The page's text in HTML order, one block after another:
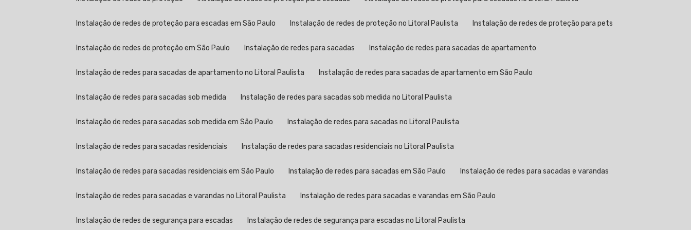
Instalação de redes de proteção para escadas em São Paulo Instalação de redes de proteção no Litoral Paulista Instalação de redes de proteção para pets
Instalação de redes de proteção em São Paulo Instalação de redes para sacadas Instalação de redes para sacadas de apartamento
Instalação de redes para sacadas de apartamento no Litoral Paulista Instalação de redes para sacadas de apartamento em São Paulo
Instalação de redes para sacadas sob medida Instalação de redes para sacadas sob medida no Litoral Paulista
Instalação de redes para sacadas sob medida em São Paulo Instalação de redes para sacadas no Litoral Paulista
Instalação de redes para sacadas residenciais Instalação de redes para sacadas residenciais no Litoral Paulista
Instalação de redes para sacadas residenciais em São Paulo Instalação de redes para sacadas em São Paulo Instalação de redes para sacadas e varandas
Instalação de redes para sacadas e varandas no Litoral Paulista Instalação de redes para sacadas e varandas em São Paulo
Instalação de redes de segurança para escadas Instalação de redes de segurança para escadas no Litoral Paulista